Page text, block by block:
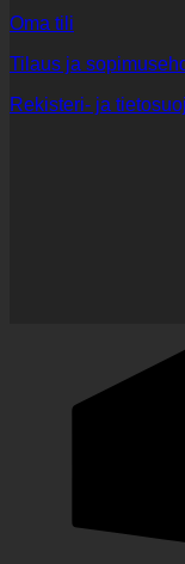
Oma tili
Tilaus ja
Rekisteri- ja